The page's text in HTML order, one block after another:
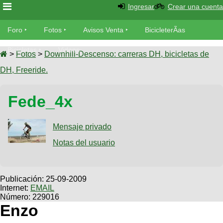
Foro
Foro
TÃ©cnica
Fotos
tu foto
Galeria
XC
Viajes
Descenso
Dirt
SUBÃ
tu
Buscar
Ultimos
Fotos
BicicleterÃ­
as
Bicicletas
Videos
Cicloturismo
Ingresar Crear una cuenta
Foro Fotos Avisos Venta BicicleterÃ­as
Bicicletas Videos
> Fotos > Downhill-Descenso: carreras DH, bicicletas de
DH, Freeride.
Fede_4x
Mensaje privado
Notas del usuario
Publicación: 25-09-2009
Internet: EMAIL
Número: 229016
Enzo